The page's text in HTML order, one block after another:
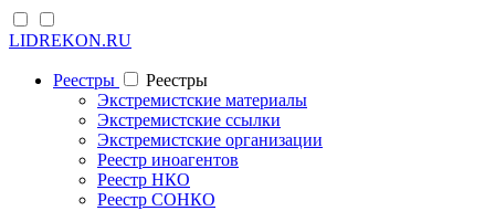
LIDREKON.RU
Реестры
Реестры
Экстремистские материалы
Экстремистские ссылки
Экстремистские организации
Реестр иноагентов
Реестр НКО
Реестр СОНКО